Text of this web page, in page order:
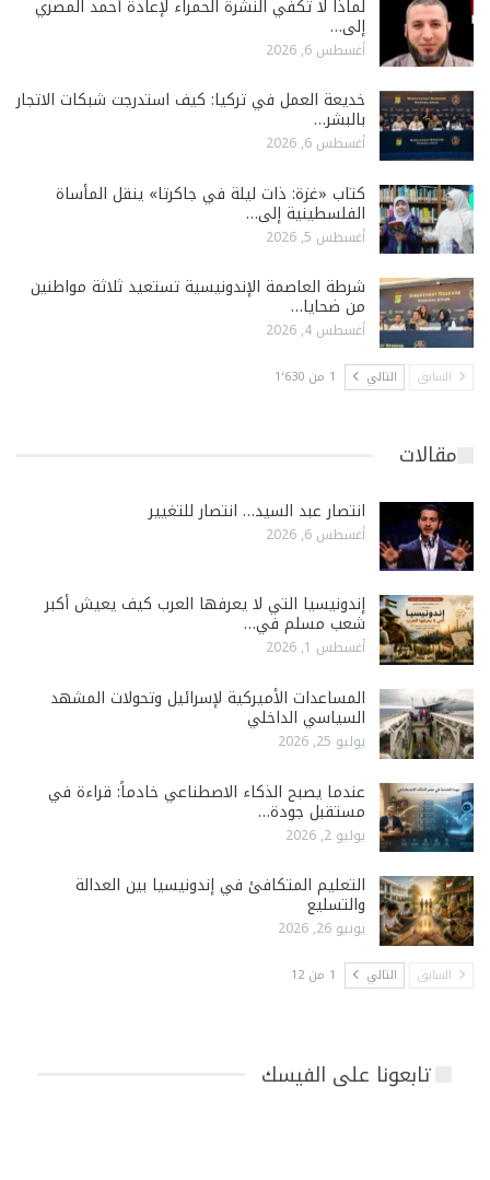
لماذا لا تكفي النشرة الحمراء لإعادة أحمد المصري
إلى…
أغسطس 6, 2026
خديعة العمل في تركيا: كيف استدرجت شبكات الاتجار
بالبشر…
أغسطس 6, 2026
كتاب «غزة: ذات ليلة في جاكرتا» ينقل المأساة
الفلسطينية إلى…
أغسطس 5, 2026
شرطة العاصمة الإندونيسية تستعيد ثلاثة مواطنين
من ضحايا…
أغسطس 4, 2026
السابق التالي 1 من 1٬630
مقالات
انتصار عبد السيد… انتصار للتغيير
أغسطس 6, 2026
إندونيسيا التي لا يعرفها العرب كيف يعيش أكبر
شعب مسلم في…
أغسطس 1, 2026
المساعدات الأميركية لإسرائيل وتحولات المشهد
السياسي الداخلي
يوليو 25, 2026
عندما يصبح الذكاء الاصطناعي خادماً: قراءة في
مستقبل جودة…
يوليو 2, 2026
التعليم المتكافئ في إندونيسيا بين العدالة
والتسليع
يونيو 26, 2026
السابق التالي 1 من 12
تابعونا على الفيسك